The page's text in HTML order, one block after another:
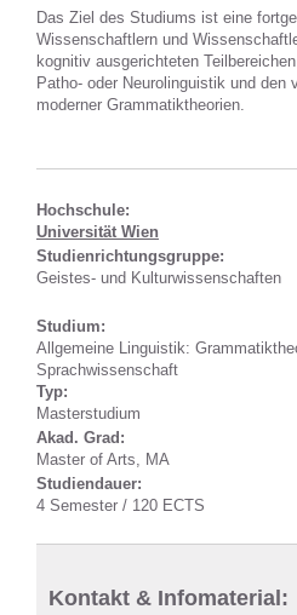
Das Ziel des Studiums ist eine
Wissenschaftlern und
kognitiv ausgerichteten
Patho- oder Neurolinguistik und den
moderner Grammatiktheorien.
Hochschule:
Universität Wien
Studienrichtungsgruppe:
Geistes- und Kulturwissenschaften
Studium:
Allgemeine Linguistik:
Sprachwissenschaft
Typ:
Masterstudium
Akad. Grad:
Master of Arts, MA
Studiendauer:
4 Semester / 120 ECTS
Kontakt & Infomaterial: